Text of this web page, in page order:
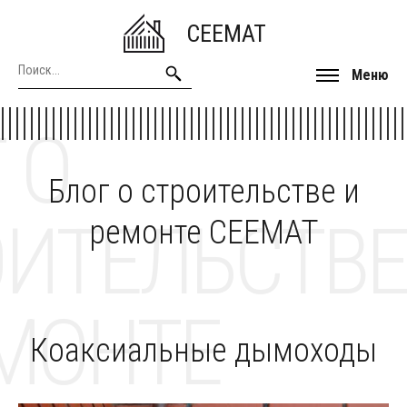
CEEMAT
Меню
Блог о строительстве и
ремонте CEEMAT
О
Коаксиальные дымоходы